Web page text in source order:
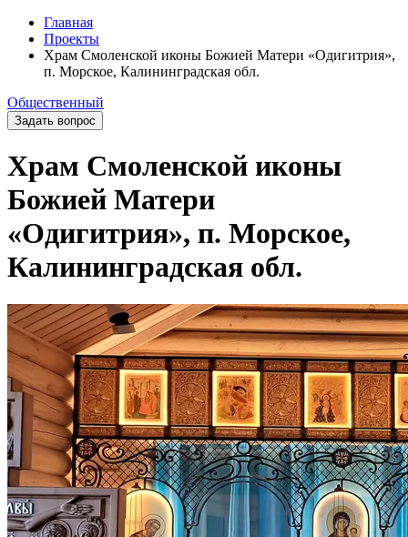
Главная
Проекты
Храм Смоленской иконы Божией Матери «Одигитрия»,
п. Морское, Калининградская обл.
Общественный
Задать вопрос
Храм Смоленской иконы
Божией Матери
«Одигитрия», п. Морское,
Калининградская обл.